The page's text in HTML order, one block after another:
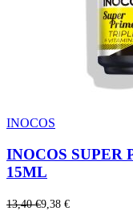
INOCOS
INOCOS
15ML
13,40 €9,38 €